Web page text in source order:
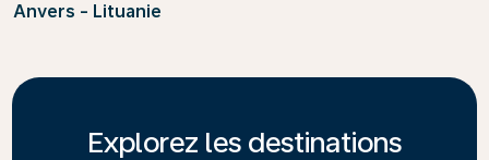
Anvers - Lituanie
Explorez les destinations